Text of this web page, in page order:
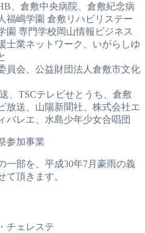
、倉敷中央病院、倉敷紀念病
福嶋学園 倉敷リハビリステー
園 専門学校岡山情報ビジネス
士業ネットワーク、いがらしゆ
員会、公益財団法人倉敷市文化
、TSCテレビせとうち、倉敷
放送、山陽新聞社、株式会社エ
バレエ、水島少年少女合唱団
参加事業
部を、平成30年7月豪雨の義
て頂きます。
チェレステ